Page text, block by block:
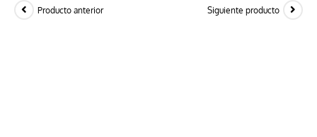
Producto anterior Siguiente producto